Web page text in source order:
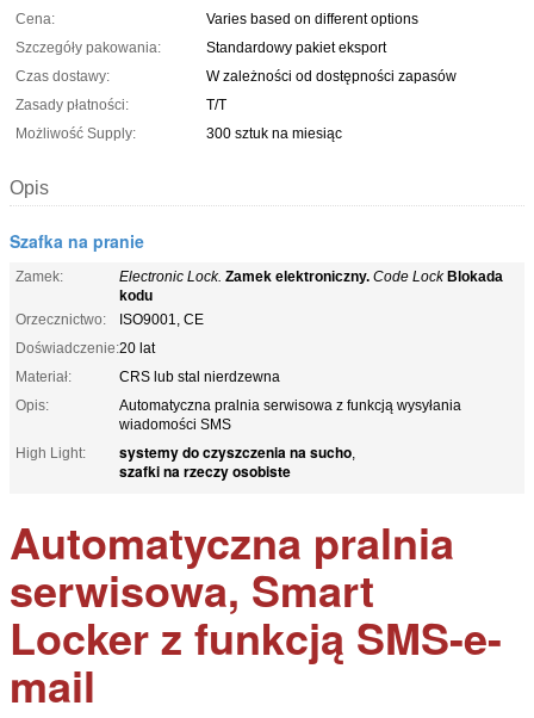
Cena:
Varies based on different options
Szczegóły pakowania:
Standardowy pakiet eksport
Czas dostawy:
W zależności od dostępności zapasów
Zasady płatności:
T/T
Możliwość Supply:
300 sztuk na miesiąc
Opis
Szafka na pranie
Zamek: Electronic Lock. Zamek elektroniczny. Code Lock Blokada
kodu
Orzecznictwo:
ISO9001, CE
Doświadczenie:20 lat
Materiał:
CRS lub stal nierdzewna
Opis:
Automatyczna pralnia serwisowa z funkcją wysyłania
wiadomości SMS
High Light:
systemy do czyszczenia na sucho,
szafki na rzeczy osobiste
Automatyczna pralnia
serwisowa, Smart
Locker z funkcją SMS-e-
mail